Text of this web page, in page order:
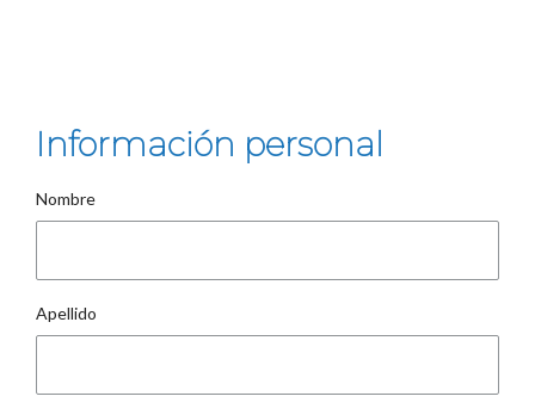
Información personal
Nombre
Apellido